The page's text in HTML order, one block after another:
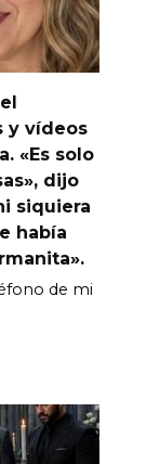
y vídeos
«Es solo
dijo
siquiera
había
de mi